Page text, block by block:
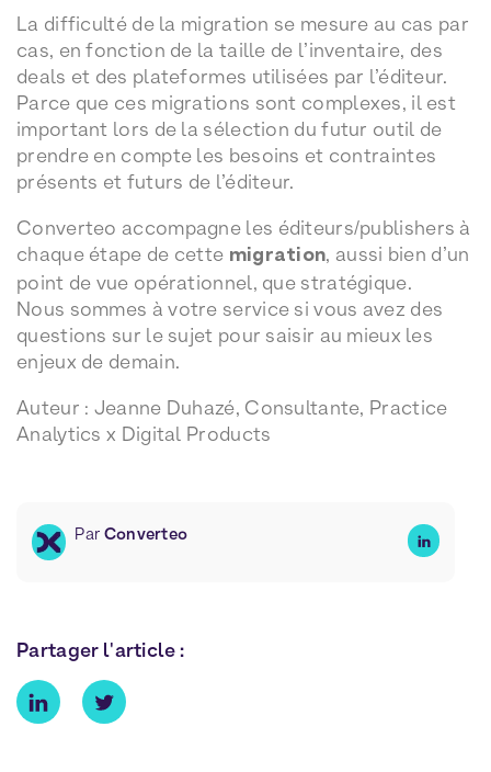
La difficulté de la migration se mesure au cas par
cas, en fonction de la taille de l’inventaire, des
deals et des plateformes utilisées par l’éditeur.
Parce que ces migrations sont complexes, il est
important lors de la sélection du futur outil de
prendre en compte les besoins et contraintes
présents et futurs de l’éditeur.
Converteo accompagne les éditeurs/publishers à
chaque étape de cette migration, aussi bien d’un
point de vue opérationnel, que stratégique.
Nous sommes à votre service si vous avez des
questions sur le sujet pour saisir au mieux les
enjeux de demain.
Auteur : Jeanne Duhazé, Consultante, Practice
Analytics x Digital Products
Par Converteo
Partager l'article :